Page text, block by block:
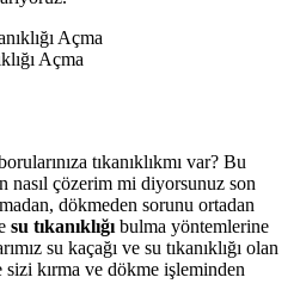
Açma
tıkanıklıkmı var? Bu
nasıl çözerim mi diyorsunuz son
dökmeden sorunu ortadan
su tıkanıklığı bulma yöntemlerine
su kaçağı ve su tıkanıklığı olan
kırma ve dökme işleminden